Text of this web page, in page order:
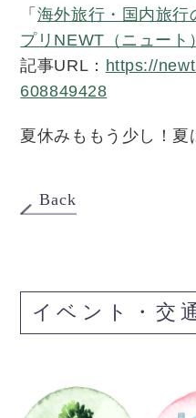
「 海外旅行・国内旅行
プリNEWT（ニュート）
記事URL ： https://
608849428
夏休みももう少し！夏
Back
イベント・交